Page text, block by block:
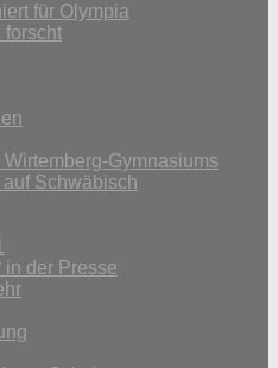
für Olympia
forscht
Gymnasiums
Schwäbisch
in der Presse